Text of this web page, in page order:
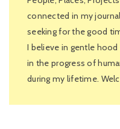
connected in my
seeking for the good
I believe in gentle
in the progress of
during my lifetime.